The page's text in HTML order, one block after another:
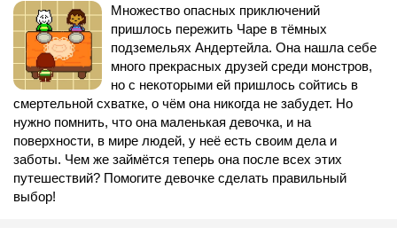
Множество опасных приключений
пришлось пережить Чаре в тёмных
подземельях Андертейла. Она нашла себе
много прекрасных друзей среди монстров,
но с некоторыми ей пришлось сойтись в
смертельной схватке, о чём она никогда не забудет. Но
нужно помнить, что она маленькая девочка, и на
поверхности, в мире людей, у неё есть своим дела и
заботы. Чем же займётся теперь она после всех этих
путешествий? Помогите девочке сделать правильный
выбор!